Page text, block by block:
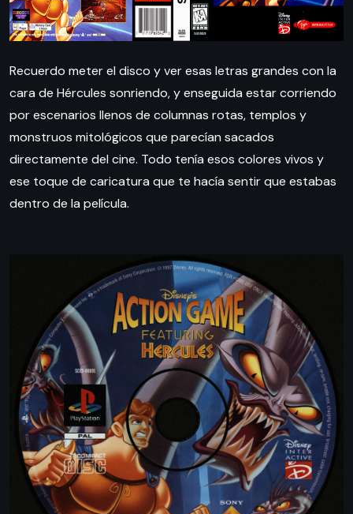
Recuerdo meter el disco y ver esas letras grandes con la
cara de Hércules sonriendo, y enseguida estar corriendo
por escenarios llenos de columnas rotas, templos y
monstruos mitológicos que parecían sacados
directamente del cine. Todo tenía esos colores vivos y
ese toque de caricatura que te hacía sentir que estabas
dentro de la película.